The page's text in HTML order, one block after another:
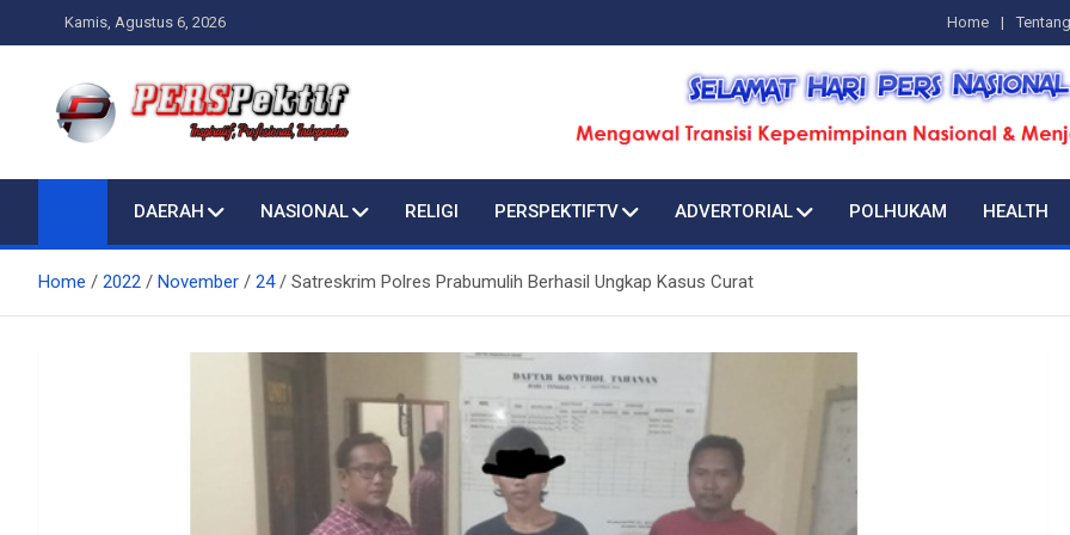
to
Kamis, Agustus 6, 2026 Home
Perspektif.today
DAERAH NASIONAL RELIGI PERSPEKTIFTV ADVERTORIAL POLHUKAM HEALTH
Home 2022 November 24 Satreskrim Polres Prabumulih Berhasil Ungkap Kasus Curat